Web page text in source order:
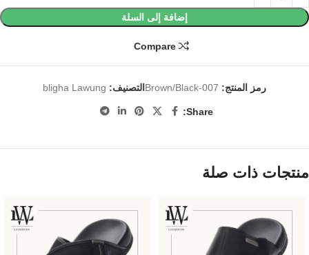
إضافة إلى السلة
Compare
رمز المنتج: Brown/Black-007 التصنيف: bligha Lawung
Share:
منتجات ذات صلة